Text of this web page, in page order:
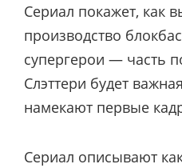
Сериал покажет, как
производство
супергерои — часть
Слэттери будет
намекают первые
Сериал описывают